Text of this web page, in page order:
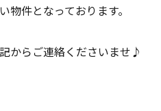
物件となっております。
からご連絡くださいませ♪